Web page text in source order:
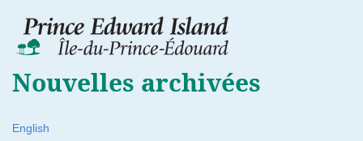
Nouvelles archivées
English